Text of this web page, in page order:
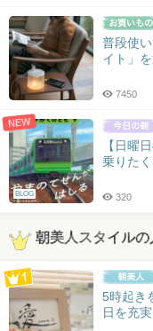
普段使
イト」
7450
NEW
BLOG
【日曜
乗りた
320
朝美人スタイル
5時起き
日を充